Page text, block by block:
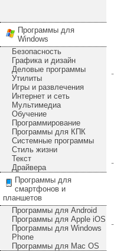
Программы для
Windows
Безопасность
Графика и дизайн
Деловые программы
Утилиты
Игры и развлечения
Интернет и сеть
Мультимедиа
Обучение
Программирование
Программы для КПК
Системные программы
Стиль жизни
Текст
Драйвера
Программы для
смартфонов и
планшетов
Программы для Android
Программы для Apple iOS
Программы для Windows
Phone
Программы для Mac OS